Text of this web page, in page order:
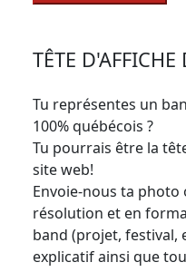
TÊTE
Tu représentes un
100% québécois ?
Tu pourrais être la
site web!
Envoie-nous ta
résolution et en
band (projet, festival,
explicatif ainsi que